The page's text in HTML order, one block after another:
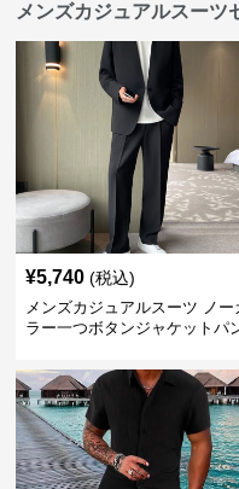
メンズカジュアルスーツ
¥5,740 (税込)
メンズカジュアルスーツ ノー
ラー一つボタンジャケットパ